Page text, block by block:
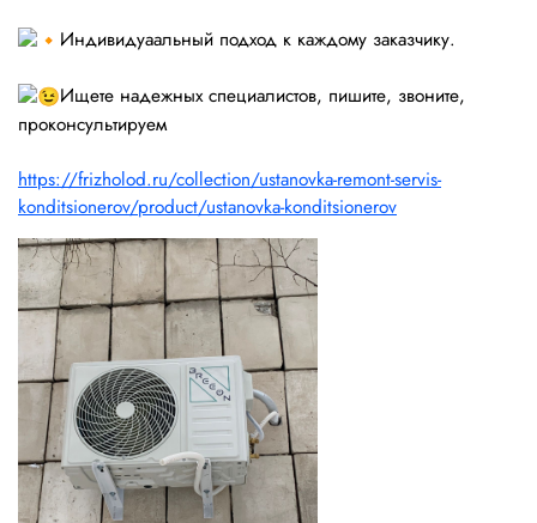
Индивидуаальный подход к каждому заказчику.
Ищете надежных специалистов, пишите, звоните,
проконсультируем
https://frizholod.ru/collection/ustanovka-remont-servis-
konditsionerov/product/ustanovka-konditsionerov